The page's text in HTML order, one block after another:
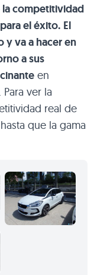
competitividad
el éxito. El
y va a hacer en
a sus
en
ver la
real de
que la gama